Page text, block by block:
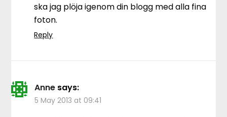
ska jag plöja igenom din blogg med alla fina
foton.
Reply
Anne says:
5 May 2013 at 09:41